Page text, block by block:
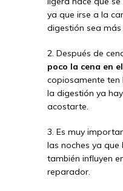
ya que irse a la
digestión sea
2. Después de
poco la cena en
copiosamente ten
la digestión ya
acostarte.
3. Es muy
las noches ya
también influyen
reparador.